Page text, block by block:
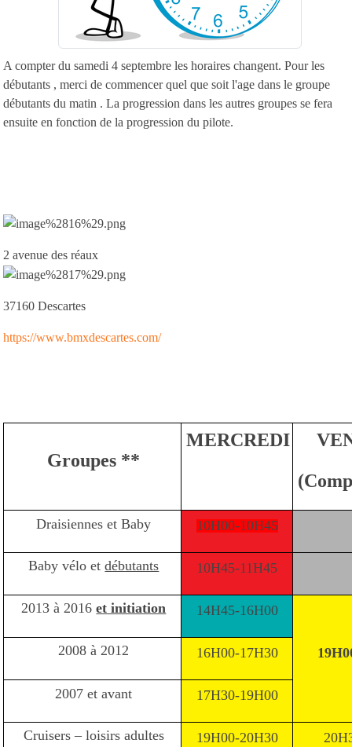
A compter du samedi 4 septembre les horaires changent. Pour les
débutants , merci de commencer quel que soit l'age dans le groupe
débutants du matin . La progression dans les autres groupes se fera
ensuite en fonction de la progression du pilote.
2 avenue des réaux
37160 Descartes
https://www.bmxdescartes.com/
Groupes **
MERCREDI
Draisiennes et Baby 10H00-10H45
Baby vélo etdébutants 10H45-11H45
2013 à 2016et initiation 14H45-16H00
2008 à 2012 16H00-17H30
2007 et avant 17H30-19H00
Cruisers – loisirs adultes 19H00-20H30